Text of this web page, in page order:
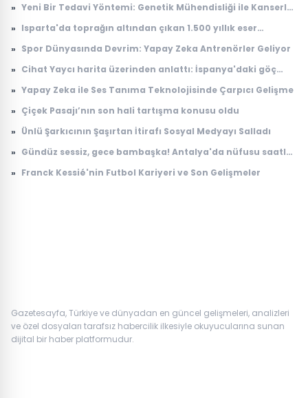
» Yeni Bir Tedavi Yöntemi: Genetik Mühendisliği ile Kanserle
» Isparta'da toprağın altından çıkan 1.500 yıllık eser
» Spor Dünyasında Devrim: Yapay Zeka Antrenörler Geliyor
» Cihat Yaycı harita üzerinden anlattı: İspanya'daki göç
» Yapay Zeka ile Ses Tanıma Teknolojisinde Çarpıcı Gelişme
» Çiçek Pasajı’nın son hali tartışma konusu oldu
» Ünlü Şarkıcının Şaşırtan İtirafı Sosyal Medyayı Salladı
» Gündüz sessiz, gece bambaşka! Antalya'da nüfusu saatler
» Franck Kessié'nin Futbol Kariyeri ve Son Gelişmeler
Gazetesayfa, Türkiye ve dünyadan en güncel gelişmeleri, analizleri
ve özel dosyaları tarafsız habercilik ilkesiyle okuyucularına sunan
dijital bir haber platformudur.